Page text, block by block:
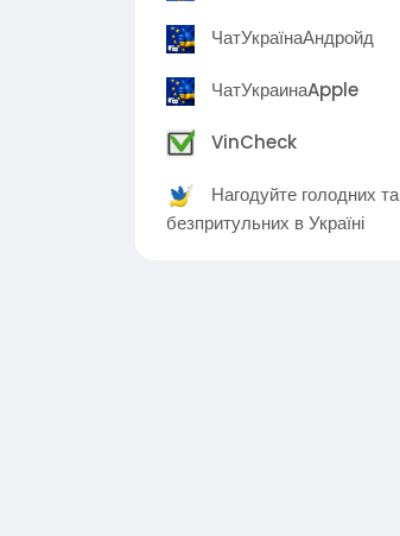
ЧатУкраїнаАндройд
ЧатУкраинаApple
VinCheck
Нагодуйте голодних та
безпритульних в Україні